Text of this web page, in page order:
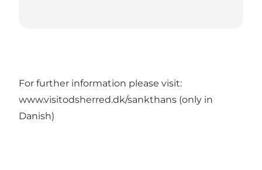
For further information please visit:
www.visitodsherred.dk/sankthans (only in
Danish)